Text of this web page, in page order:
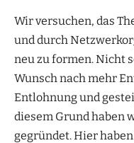
Wir versuchen, das
und durch
neu zu formen. Nicht
Wunsch nach mehr
Entlohnung und
diesem Grund haben
gegründet. Hier